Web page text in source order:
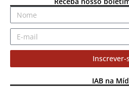
Inscrever-
IAB na